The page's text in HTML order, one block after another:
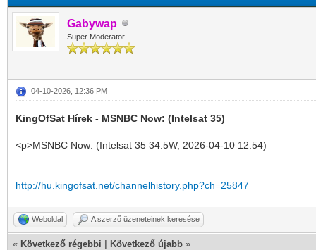
Gabywap
Super Moderator
04-10-2026, 12:36 PM
KingOfSat Hírek - MSNBC Now: (Intelsat 35)
<p>MSNBC Now: (Intelsat 35 34.5W, 2026-04-10 12:54)
http://hu.kingofsat.net/channelhistory.php?ch=25847
Weboldal A szerző üzeneteinek keresése
« Következő régebbi Következő újabb »